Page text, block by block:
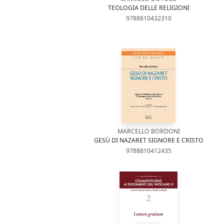
TEOLOGIA DELLE RELIGIONI
9788810432310
MARCELLO BORDONI
GESÙ DI NAZARET SIGNORE E CRISTO
9788810412435